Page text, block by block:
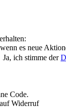
es neue
Ja, ich stimme der
Code.
Widerruf